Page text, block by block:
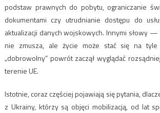
podstaw prawnych do pobytu, ograniczanie
dokumentami czy utrudnianie dostępu do
aktualizacji danych wojskowych. Innymi słowy
nie zmusza, ale życie może stać się na tyle
„dobrowolny” powrót zaczął wyglądać
terenie UE.
Istotnie, coraz częściej pojawiają się pytania,
z Ukrainy, którzy są objęci mobilizacją, od lat